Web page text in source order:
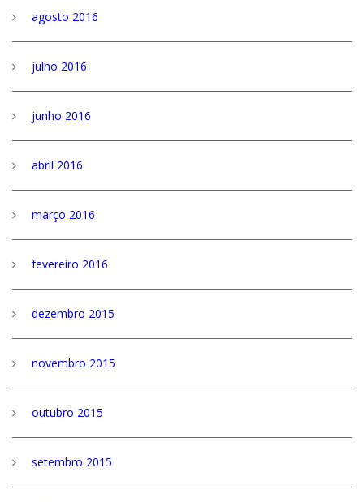
agosto 2016
julho 2016
junho 2016
abril 2016
março 2016
fevereiro 2016
dezembro 2015
novembro 2015
outubro 2015
setembro 2015